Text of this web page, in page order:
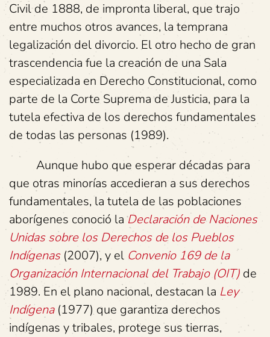
Civil de 1888, de impronta liberal, que trajo
entre muchos otros avances, la temprana
legalización del divorcio. El otro hecho de gran
trascendencia fue la creación de una Sala
especializada en Derecho Constitucional, como
parte de la Corte Suprema de Justicia, para la
tutela efectiva de los derechos fundamentales
de todas las personas (1989).
Aunque hubo que esperar décadas para
que otras minorías accedieran a sus derechos
fundamentales, la tutela de las poblaciones
aborígenes conoció la Declaración de Naciones
Unidas sobre los Derechos de los Pueblos
Indígenas (2007), y el Convenio 169 de la
Organización Internacional del Trabajo (OIT) de
1989. En el plano nacional, destacan la Ley
Indígena(1977) que garantiza derechos
indígenas y tribales, protege sus tierras,